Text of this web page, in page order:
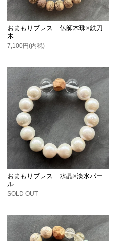
おまもりブレス 仏師木珠×鉄刀
木
7,100円(内税)
おまもりブレス 水晶×淡水パー
ル
SOLD OUT